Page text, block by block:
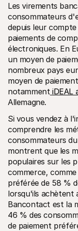
Les virements
consommateurs
depuis leur
paiements de
électroniques. En
un moyen de
nombreux pays
moyen de
notamment iDEAL
Allemagne.
Si vous vendez à
comprendre les
consommateurs
montrent que les
populaires sur les
commerce,
préférée de 58 %
lorsqu'ils achètent
Bancontact est la
46 % des
de paiement